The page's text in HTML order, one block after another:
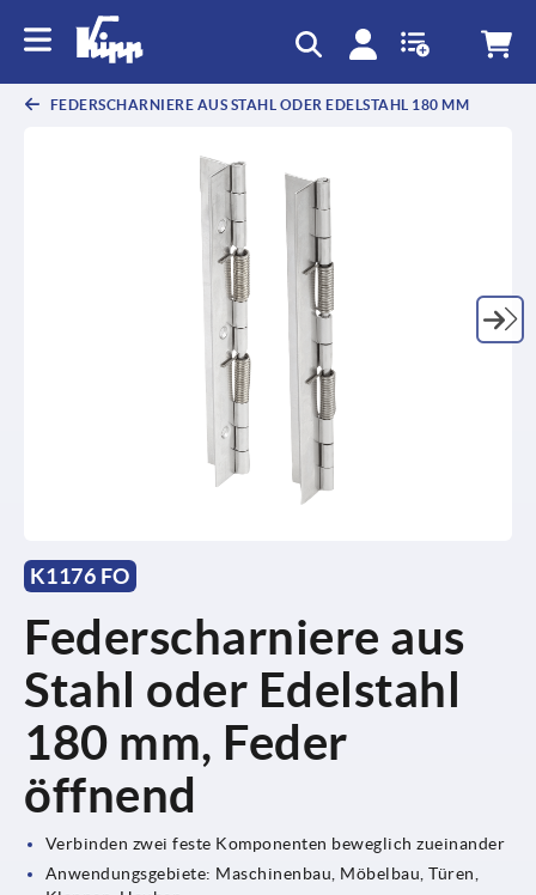
FEDERSCHARNIERE AUS STAHL ODER EDELSTAHL 180 MM
K1176 FO
Federscharniere aus
Stahl oder Edelstahl
180 mm, Feder
öffnend
Verbinden zwei feste Komponenten beweglich zueinander
Anwendungsgebiete: Maschinenbau, Möbelbau, Türen,